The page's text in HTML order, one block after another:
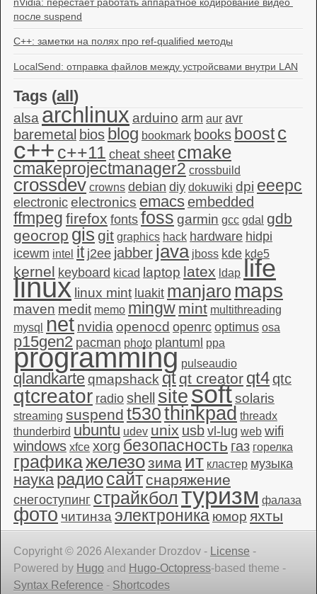
после suspend
C++: заметки на полях про ref-qualified методы
LocalSend: отправка файлов между устройсвами внутри LAN
Tags (all)
alsa archlinux arduino arm aur avr
baremetal bios blog bookmark books boost c
c++c++11 cheat sheet cmake
cmakeprojectmanager2 crossbuild
crossdev crowns debian diy dokuwiki dpi eeepc
electronic electronics emacsembedded
ffmpeg firefox fonts foss garmin gcc gdal gdb
geocrop gis git graphics hack hardware hidpi
icewm intel it j2ee jabber java jboss kde kde5
kernel keyboard kicad laptop latex ldap life
linux linux mint luakit manjaro maps
maven medit memo mingw mint multithreading
mysql
net nvidia openocd openrc optimus osa
p15gen2 pacman photo plantuml ppa
programming pulseaudio
qlandkarteqmapshack qt qt creator qt4qtc
qtcreator radio shell sitesoftsolaris
streaming suspend t530thinkpad threadx
thunderbird ubuntu udev unix usb vl-lug web wifi
windows xfce xorg безопасность газ горелка
графикажелезозима ит кластер музыка
наука радиосайт снаряжение
снегоступинг страйкбол туризм фалаза
фото читинза электроника юмор яхты
Copyright © 2026 Alexander Drozdov - License -
Powered by Hugo and Hugo-Octopress-based theme -
Syntax Reference - Shortcodes